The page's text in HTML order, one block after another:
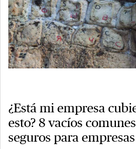
¿Está mi empresa
esto? 8 vacíos
seguros para empresas